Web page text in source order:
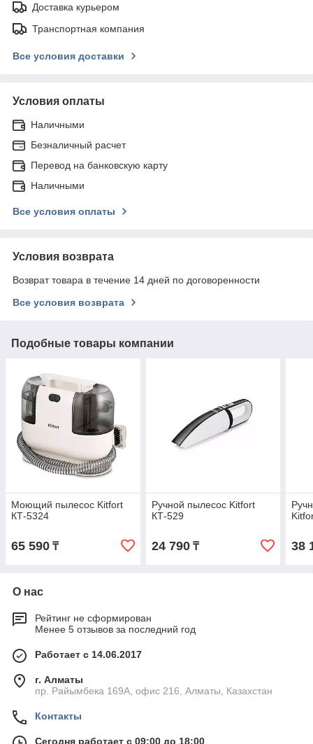
Доставка курьером
Транспортная компания
Все условия доставки
Условия оплаты
Наличными
Безналичный расчет
Перевод на банковскую карту
Наличными
Все условия оплаты
Условия возврата
Возврат товара в течение 14 дней по договоренности
Все условия возврата
Подобные товары компании
Моющий пылесос Kitfort
КТ-5324
65 590 ₸
Ручной пылесос Kitfort
КТ-529
24 790₸ 38
О нас
Рейтинг не сформирован
Менее 5 отзывов за последний год
Работает с 14.06.2017
г. Алматы
пр. Райымбека 169А, офис 216, Алматы, Казахстан
Контакты
Сегодня работает с 09:00 до 18:00